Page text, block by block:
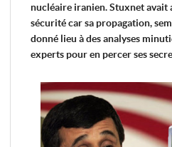
nucléaire iranien. Stuxnet avait
sécurité car sa propagation,
donné lieu à des analyses
experts pour en percer ses